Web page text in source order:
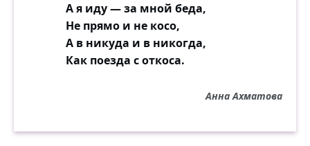
А я иду — за мной беда,
Не прямо и не косо,
А в никуда и в никогда,
Как поезда с откоса.
Анна Ахматова